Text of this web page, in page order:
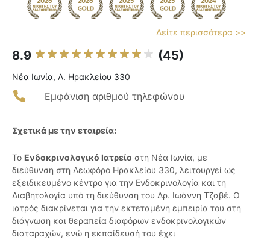
Δείτε περισσότερα >>
8.9 (45)
Νέα Ιωνία, Λ. Ηρακλείου 330
Εμφάνιση αριθμού τηλεφώνου
Σχετικά με την εταιρεία:
Το Ενδοκρινολογικό Ιατρείο στη Νέα Ιωνία, με
διεύθυνση στη Λεωφόρο Ηρακλείου 330, λειτουργεί ως
εξειδικευμένο κέντρο για την Ενδοκρινολογία και τη
Διαβητολογία υπό τη διεύθυνση του Δρ. Ιωάννη Τζαβέ. Ο
ιατρός διακρίνεται για την εκτεταμένη εμπειρία του στη
διάγνωση και θεραπεία διαφόρων ενδοκρινολογικών
διαταραχών, ενώ η εκπαίδευσή του έχει